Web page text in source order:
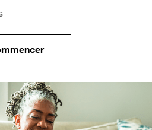
le tuto pour Commencer avec